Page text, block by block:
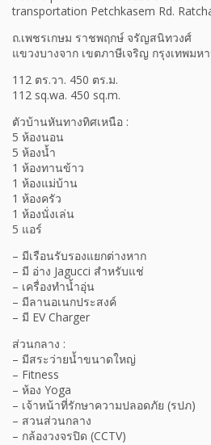
transportation Petchkasem Rd.
ถ.เพชรเกษม ราชพฤกษ์ จรัญสนิทวงศ์
แขวงบางจาก เขตภาษีเจริญ กรุงเทพมห
112 ตร.วา. 450 ตร.ม.
112 sq.wa. 450 sq.m.
ตัวบ้านหันทางทิศเหนือ :
5 ห้องนอน
5 ห้องน้ำ
1 ห้องทานข้าว
1 ห้องแม่บ้าน
1 ห้องครัว
1 ห้องนั่งเล่น
5 แอร์
– มีเรือนรับรองแยกต่างหาก
– มี อ่าง Jagucci สำหรับแช่
– เครื่องทำน้ำอุ่น
– มีลานอเนกประสงค์
– มี EV Charger
ส่วนกลาง :
– มีสระว่ายน้ำขนาดใหญ่
– Fitness
– ห้อง Yoga
– เจ้าหน้าที่รักษาความปลอดภัย (รปภ)
– สวนส่วนกลาง
– กล้องวงจรปิด (CCTV)